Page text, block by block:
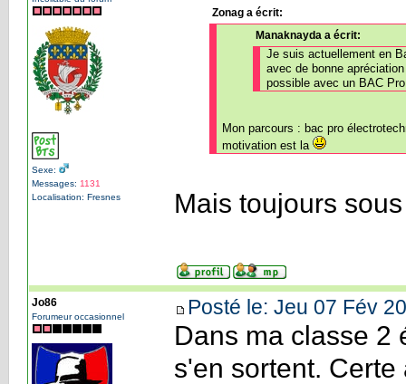
Sexe:
Messages: 1131
Localisation: Fresnes
Zonag a écrit:
Manaknayda a écrit:
Je suis actuellement en
avec de bonne
possible avec un BAC
Mon parcours : bac pro
motivation est la
Mais toujours
Jo86
Forumeur occasionnel Posté le: Jeu 07 Fév
Dans ma classe 2
s'en sortent.